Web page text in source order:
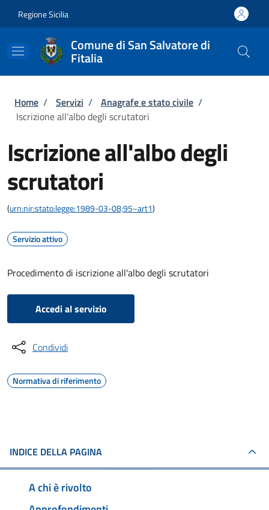
Regione Sicilia
Comune di San Salvatore di
Fitalia
Briciole di pane
Home / Servizi / Anagrafe e stato civile /
Iscrizione all'albo degli scrutatori
Iscrizione all'albo degli
scrutatori
(urn:nir:stato:legge:1989-03-08;95~art1)
Servizio attivo
Procedimento di iscrizione all'albo degli scrutatori
Accedi al servizio
Condividi
Normativa di riferimento
INDICE DELLA PAGINA
A chi è rivolto